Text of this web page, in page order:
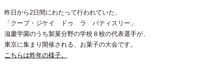
昨日から2日間にわたって行われていた、
「クープ・ジケイ ドゥ ラ パティスリー」
滋慶学園のうち製菓分野の学校８校の代表選手が、
東京に集まり開催される、お菓子の大会です。
こちらは昨年の様子。